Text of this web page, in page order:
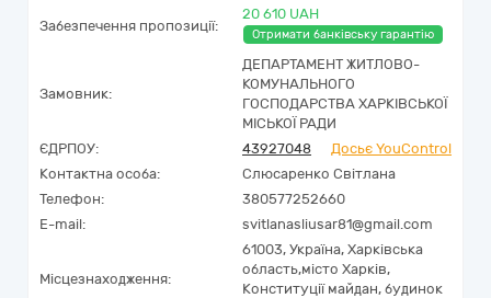
Забезпечення пропозиції:
20 610 UAH
Отримати банківську гарантію
Замовник:
ДЕПАРТАМЕНТ ЖИТЛОВО-
КОМУНАЛЬНОГО
ГОСПОДАРСТВА ХАРКІВСЬКОЇ
МІСЬКОЇ РАДИ
ЄДРПОУ:
43927048
Досьє YouControl
Контактна особа:
Слюсаренко Світлана
Телефон:
380577252660
E-mail:
svitlanasliusar81@gmail.com
Місцезнаходження:
61003, Україна, Харківська
область,місто Харків,
Конституції майдан, будинок